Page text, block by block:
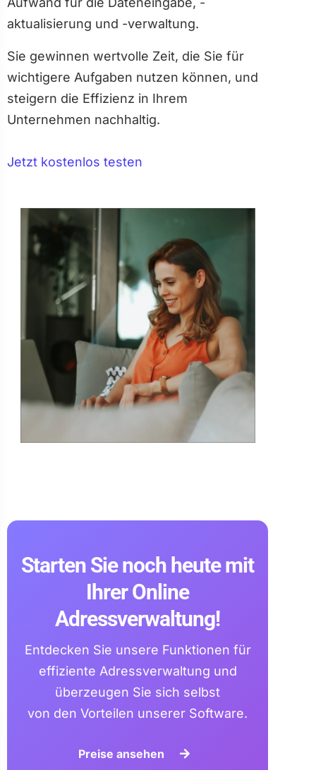
aktualisierung und -verwaltung.
Sie gewinnen wertvolle Zeit, die Sie für
wichtigere Aufgaben nutzen können, und
steigern die Effizienz in Ihrem
Unternehmen nachhaltig.
Jetzt kostenlos testen
Starten Sie noch heute mit
Ihrer Online
Adressverwaltung!
Entdecken Sie unsere Funktionen für
effiziente Adressverwaltung und
überzeugen Sie sich selbst
von den Vorteilen unserer Software.
Preise ansehen